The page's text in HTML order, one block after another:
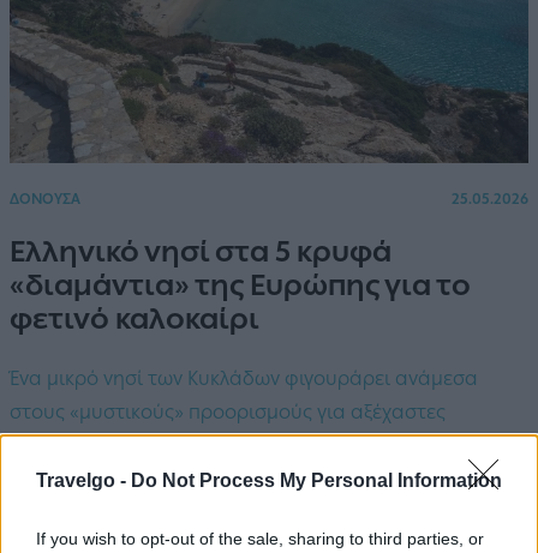
Travelgo - Do Not Process My Personal Information
If you wish to opt-out of the sale, sharing to third parties, or
ΔΟΝΟΥΣΑ 25.05.2026
Ελληνικό νησί στα 5 κρυφά
«διαμάντια» της Ευρώπης για το
φετινό καλοκαίρι
Ένα μικρό νησί των Κυκλάδων φιγουράρει ανάμεσα
στους «μυστικούς» προορισμούς για αξέχαστες
γερμανική τουριστική ιστοσελίδα Reisereporter.